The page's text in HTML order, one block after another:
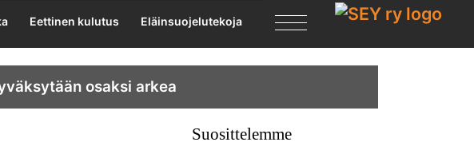
Eettinen kulutus Eläinsuojelutekoja
osaksi arkea
Suosittelemme